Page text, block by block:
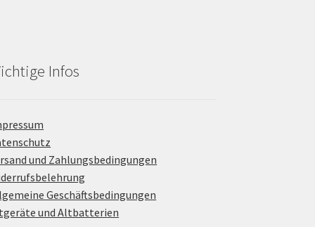
Infos
und Zahlungsbedingungen
Geschäftsbedingungen
und Altbatterien